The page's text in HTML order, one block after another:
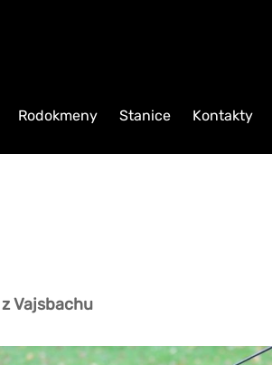
Rodokmeny Stanice Kontakty
Vajsbachu